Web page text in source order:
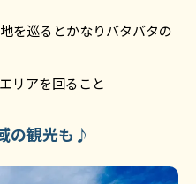
を巡るとかなりバタバタの
リアを回ること
の観光も♪